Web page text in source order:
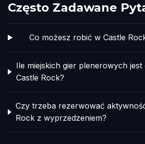
Często Zadawane
Co możesz robić w Castle
Ile miejskich gier plenerowych
Castle Rock?
Czy trzeba rezerwować
Rock z wyprzedzeniem?